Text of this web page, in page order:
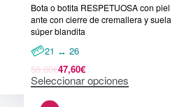
Bota o botita RESPETUOSA con piel
ante con cierre de cremallera y suela
súper blandita
21 ↔ 26
56,00€47,60€
Seleccionar opciones